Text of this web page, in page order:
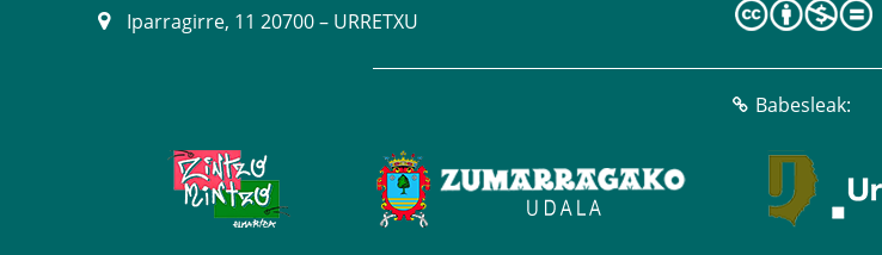
Iparragirre, 11 20700 – URRETXU
Babesleak: